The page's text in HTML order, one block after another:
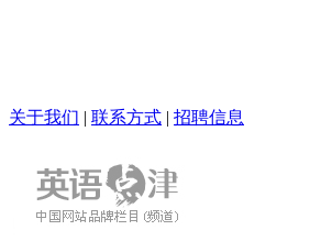
关于我们 | 联系方式 | 招聘信息